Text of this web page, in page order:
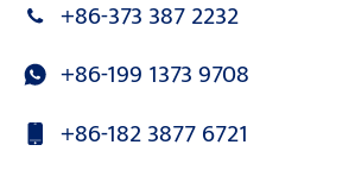
+86-373 387 2232
+86-199 1373 9708
+86-182 3877 6721